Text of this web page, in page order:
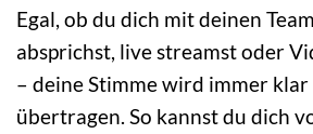
Egal, ob du dich mit deinen
absprichst, live streamst oder
– deine Stimme wird immer
übertragen. So kannst du dich